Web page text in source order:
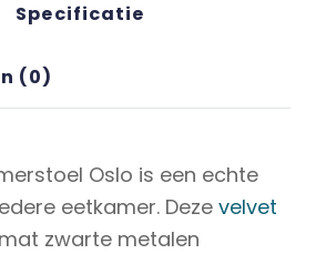
Specificatie
(0)
Oslo is een echte
eetkamer. Dezevelvet
zwarte metalen